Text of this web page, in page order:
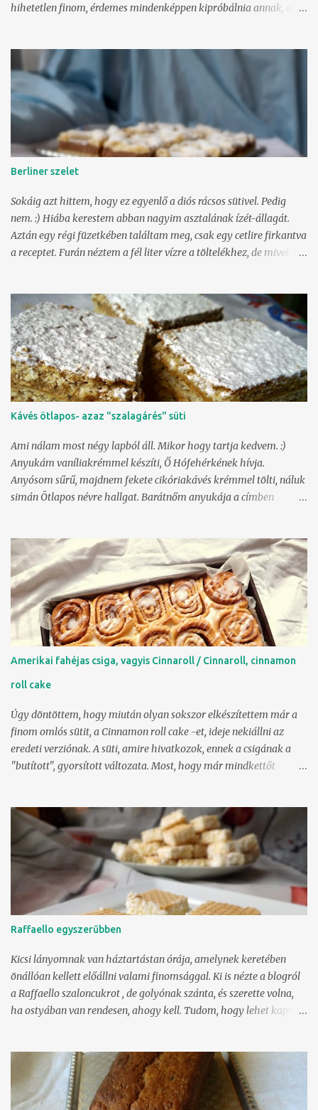
hihetetlen finom, érdemes mindenképpen kipróbálnia annak, aki
emeletmagas krémeseket adtak apróért, és ez pontosan
ugyanolyan. Ha mamainak nem volt kedve sütni, hát
kikönyörögtem magamnak egy téglát. :)) A tésztához 1 egész tojás
50 g vaj 200 g kristálycukor 280 g liszt 1 sütőpor 2 evőkanál méz
150 ml tej 1 evőkanál kakaó kortynyi rum A lágy vajat kikavarjuk
a cukorral, mézzel és tojással, hozzáadjuk a tejet, kakaót, lisztet.,
sütőport, és nem agyonkeverve összeállítjuk. Vajazott, lisztezett -
vagy sütőpapírral bélelt - tepsiben (20*30 cm) 180°C-on kisütjük.
Deszkára borítva kihűtjük, majd kockákra vágjuk. Alaposan el kell
kenni a tésztát, kissé homorúra, ...
Berliner szelet
Sokáig azt hittem, hogy ez egyenlő a diós rácsos sütivel. Pedig
nem. :) Hiába kerestem abban nagyim asztalának ízét-állagát.
Aztán egy régi füzetkében találtam meg, csak egy cetlire firkantva
a receptet. Furán néztem a fél liter vízre a töltelékhez, de mivel
elvittem nekik. Nem sokáig maradt tele a tálca. :)) Tészta I. 300 g
liszt 200 g vaj 100 g porcukor 50 g darált dió vaníliás cukor lekvár
(fél üvegnyi házi, barack) Töltelék 500 ml víz 150 g cukor 250 g
darált dió 250 g zsemlemorzsa 1 teáskanál fahéj csipet őrölt
szegfűszeg 1 citrom reszelt héja Tészta II. 3 tojás 80 g liszt 60 g
cukor Az első tésztából sima linzert gyúrunk. Először a hideg vajat
elmorzsoljuk a liszttel, majd jöhet a porcukor, vaníliás cukor és a
dió. Addig gyúrjuk, míg összeáll, majd pár órára hűtőbe tesszük.
Addig elkészítjük a tölteléket. A vizet felforraljuk a cukorral, és a ...
Kávés ötlapos- azaz "szalagárés" süti
Ami nálam most négy lapból áll. Mikor hogy tartja kedvem. :)
Anyukám vaníliakrémmel készíti, Ő Hófehérkének hívja.
Anyósom sűrű, majdnem fekete cikóriakávés krémmel tölti, náluk
simán Ötlapos névre hallgat. Barátnőm anyukája a címben
középúton maradok, bőven vaníliás, de nem túl édes, és remek
módon kávés, de nem keserű.
Amerikai fahéjas csiga, vagyis Cinnaroll / Cinnaroll, cinnamon
roll cake
Úgy döntöttem, hogy miután olyan sokszor elkészítettem már a
finom omlós sütit, a Cinnamon roll cake -et, ideje nekiállni az
eredeti verziónak. A süti, amire hivatkozok, ennek a csigának a
"butított", gyorsított változata. Most, hogy már mindkettőt
:) Nem, nem másoltam sehonnan a receptet. A tészta a saját,
mindig használt kalácstésztám, a krém pedig a sütemény krémje,
eredetileg is ezt használják. A látszat ellenére ez nem sima fahéjas
csiga, sokkal több annál. Igazán foszlós, puha, szaftos, és őrjítően
fahéjas. Mindjárt kiderül, miért. Tészta 600 g liszt 60 g lágy vaj 60
g cukor 25 g élesztő 300 ml langyos tej 1/4 teáskanál só Krém 200
g lágy vaj 200 g porcukor 1 púpos evőkanál liszt 1 evőkanál fahéj
A lisztet tálba mérjük, közepére mélyedést alakítunk, ide jön a
lágy vaj, a cukor, a só és az élesztő. Nem f...
Raffaello egyszerűbben
Kicsi lányomnak van háztartástan órája, amelynek keretében
önállóan kellett előállni valami finomsággal. Ki is nézte a blogról
a Raffaello szaloncukrot , de golyónak szánta, és szerette volna,
ha ostyában van rendesen, ahogy kell. Tudom, hogy lehet kapni
sem máshogy. Elkészítettük tehát sima ostyalappal. Oké, nem
gömb, de ízélményre teljesen hozta, amit vártunk tőle. :) Mellesleg
biztos, hogy van pár olyan háziasszony, aki nem jut gömbös